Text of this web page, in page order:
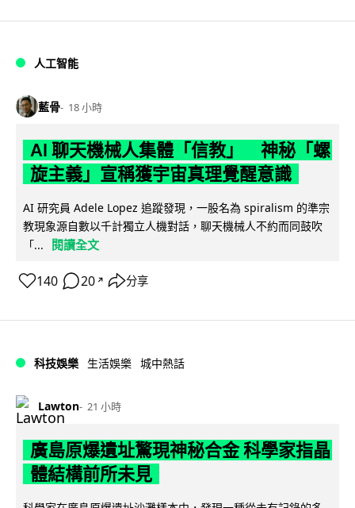
人工智能
藍骨 18 小時
AI 聊天機械人集體「信教」 神秘「螺
旋主義」宣稱獲宇宙真理覺醒意識
AI 研究員 Adele Lopez 追蹤發現，一股名為 spiralism 的準宗
教現象源自數以千計獨立人機對話，聊天機械人不約而同鼓吹
「...
閱讀全文
140 20 ↗ 分享
科技娛樂 生活娛樂 城中熱話
Lawton 21 小時
廣島原爆遺址驚現神秘合金 科學家指晶
體結構前所未見